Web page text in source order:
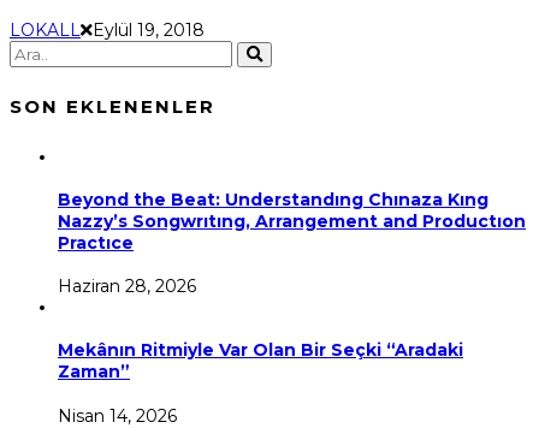
LOKALL Eylül 19, 2018
SON EKLENENLER
Beyond the Beat: Understandıng Chınaza Kıng
Nazzy’s Songwrıtıng, Arrangement and Productıon
Practıce
Haziran 28, 2026
Mekânın Ritmiyle Var Olan Bir Seçki “Aradaki
Zaman”
Nisan 14, 2026